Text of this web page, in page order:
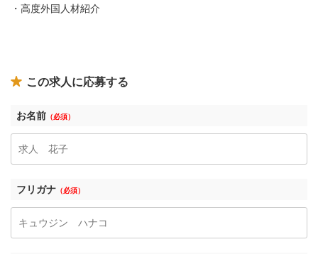
・高度外国人材紹介
この求人に応募する
お名前 （必須）
フリガナ （必須）